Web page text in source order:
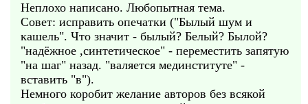
Неплохо написано. Любопытная тема.
Совет: исправить опечатки ("Былый шум и
кашель". Что значит - былый? Белый? Былой?
"надёжное ,синтетическое" - переместить запятую
"на шаг" назад. "валяется мединституте" -
вставить "в").
Немного коробит желание авторов без всякой